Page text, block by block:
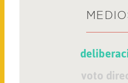
voto